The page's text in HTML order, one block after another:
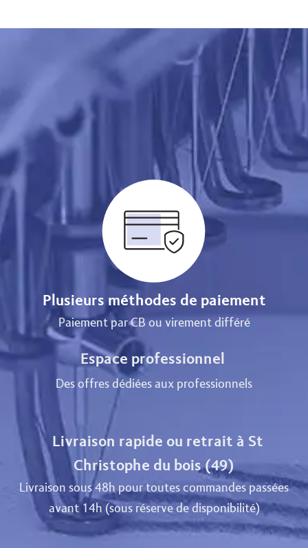
Plusieurs méthodes de paiement
Paiement par CB ou virement différé
Espace professionnel
Des offres dédiées aux professionnels
Livraison rapide ou retrait à St
Christophe du bois (49)
Livraison sous 48h pour toutes commandes passées
avant 14h (sous réserve de disponibilité)